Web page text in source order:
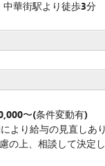
中華街駅より徒歩3分
〜(条件変動有)
より給与の見直しあり
の上、相談して決定し